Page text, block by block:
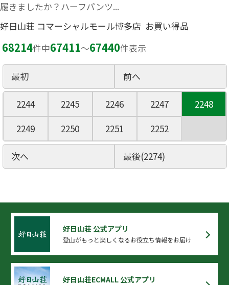
履きましたか？ハーフパンツ...
好日山荘 コマーシャルモール博多店 お買い得品
68214件中67411〜67440件表示
最初 前へ
2244 2245 2246 2247
2248
2249
2250 2251 2252
次へ 最後(2274)
好日山荘 公式アプリ
登山がもっと楽しくなるお役立ち情報をお届け
好日山荘ECMALL 公式アプリ